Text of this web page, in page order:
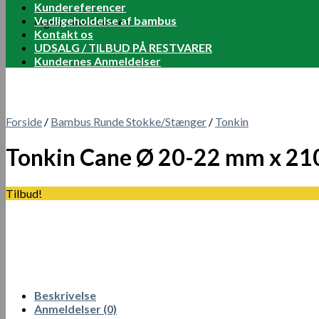
Ingen varer i kurven.
Kundereferencer
Vedligeholdelse af bambus
Kontakt os
UDSALG / TILBUD PÅ RESTVARER
Kundernes Anmeldelser
Forside / Bambus Runde Stokke/Stænger / Tonkin
Tonkin Cane Ø 20-22 mm x
Tilbud!
Beskrivelse
Anmeldelser (0)